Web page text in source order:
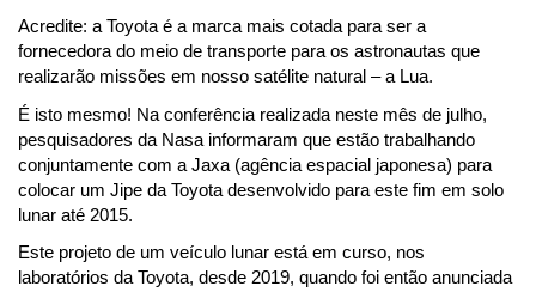
Acredite: a Toyota é a marca mais cotada para ser a
fornecedora do meio de transporte para os astronautas que
realizarão missões em nosso satélite natural – a Lua.
É isto mesmo! Na conferência realizada neste mês de julho,
pesquisadores da Nasa informaram que estão trabalhando
conjuntamente com a Jaxa (agência espacial japonesa) para
colocar um Jipe da Toyota desenvolvido para este fim em solo
lunar até 2015.
Este projeto de um veículo lunar está em curso, nos
laboratórios da Toyota, desde 2019, quando foi então anunciada